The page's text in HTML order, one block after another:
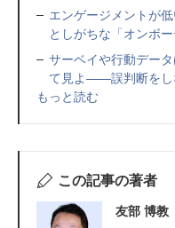
エンゲージメントが
としがちな「オンボ
サーベイや行動デー
て見よ——誤判断をし
もっと読む
この記事の著者
友部 博教